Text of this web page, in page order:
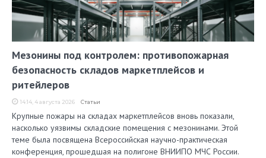
Мезонины под контролем: противопожарная
безопасность складов маркетплейсов и
ритейлеров
14:14, 4 августа 2026 Статьи
Крупные пожары на складах маркетплейсов вновь показали,
насколько уязвимы складские помещения с мезонинами. Этой
теме была посвящена Всероссийская научно-практическая
конференция, прошедшая на полигоне ВНИИПО МЧС России.